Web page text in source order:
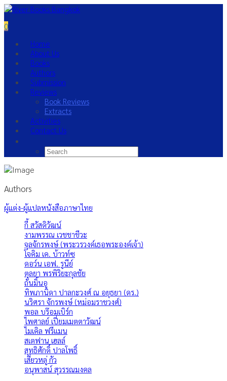
0
Home
About Us
Books
Authors
Submission
Reviews
Book Reviews
Extracts
Activities
Contact Us
Authors
ผู้แต่ง-ผู้แปลหนังสือภาษาไทย
กี้ สวัสดิวัฒน์
งามพรรณ เวชชาชีวะ
จุลจักรพงษ์ (พระวรวงค์เธอพระองค์เจ้า)
โจคิม เค. บ้าวท์ซ
ดอว์น เอฟ. รูนีย์
ตุลยา พรพิริยะกุลชัย
ถั่นมิ้นอู
ทิพภานิดา ปาลกะวงศ์ ณ อยุธยา (ดร.)
นริศรา จักรพงษ์ (หม่อมราชวงศ์)
พอล บร๊อมเบิร์ก
ไพศาลย์ เปี่ยมเมตตาวัฒน์
ไมเคิล ฟรีแมน
สเตฟาน เฮลล์
สุทธิศักดิ์ ปาลโพธิ์
เสี่ยวหลู่ กัว
อนุพาสน์ สุวรรณมงคล